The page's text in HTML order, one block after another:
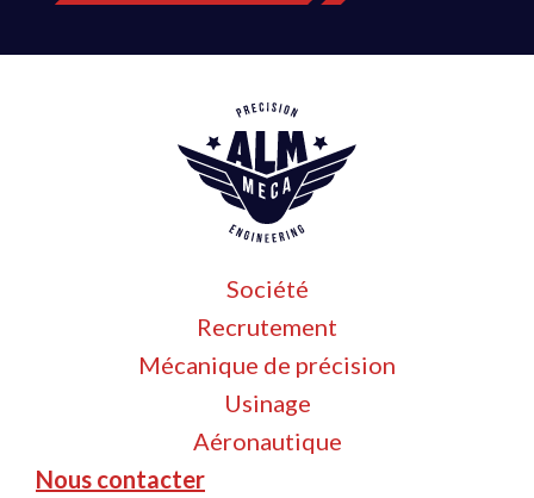
Société
Recrutement
Mécanique de précision
Usinage
Aéronautique
Nous contacter